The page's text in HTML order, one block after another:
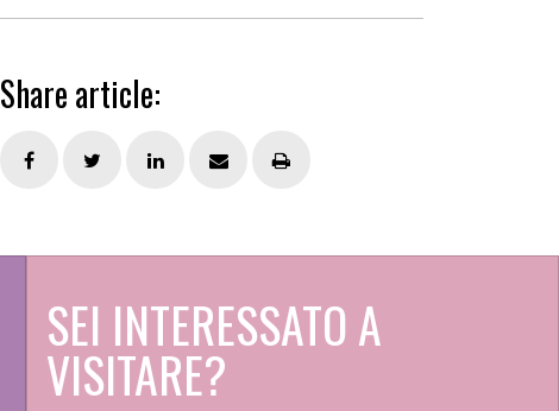
Share article:
SEI INTERESSATO A
VISITARE?